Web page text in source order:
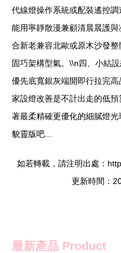
代線燈操作系統或配裝遙控調
能用寧靜散漫兼顧清晨晨護
合新老兼容北歐或原木沙發
固巧架構型氣。\\n四、小結
優先底寬銀灰端開即行拉完
家設燈改善是不計出走的低
著最柔精確更優化的細膩燈
貌靈版吧...
如若轉載，請注明出處：
更新時間：
最新產品 Product